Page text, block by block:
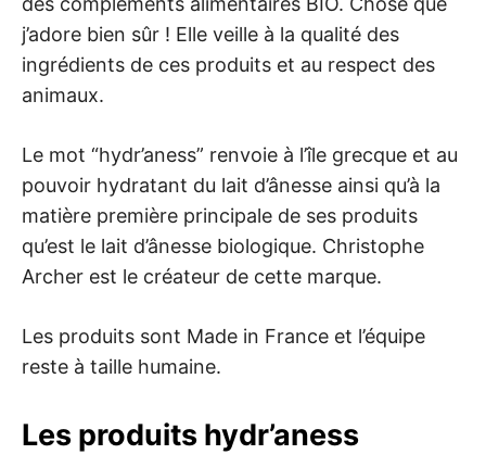
j’adore bien sûr ! Elle veille à la qualité des
ingrédients de ces produits et au respect des
animaux.
Le mot “hydr’aness” renvoie à l’île grecque et au
pouvoir hydratant du lait d’ânesse ainsi qu’à la
matière première principale de ses produits
qu’est le lait d’ânesse biologique. Christophe
Archer est le créateur de cette marque.
Les produits sont Made in France et l’équipe
reste à taille humaine.
Les produits hydr’aness